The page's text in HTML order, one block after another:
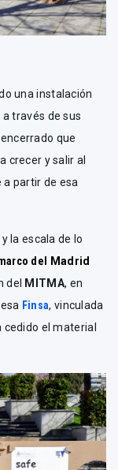
una instalación
través de sus
que
crecer y salir al
a partir de esa
la escala de lo
del Madrid
del MITMA, en
Finsa, vinculada
cedido el material